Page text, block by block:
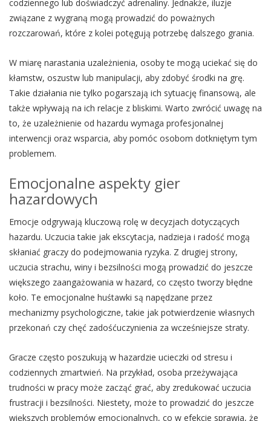
codziennego lub doświadczyć adrenaliny. Jednakże, iluzje
związane z wygraną mogą prowadzić do poważnych
rozczarowań, które z kolei potęgują potrzebę dalszego grania.
W miarę narastania uzależnienia, osoby te mogą uciekać się do
kłamstw, oszustw lub manipulacji, aby zdobyć środki na grę.
Takie działania nie tylko pogarszają ich sytuację finansową, ale
także wpływają na ich relacje z bliskimi. Warto zwrócić uwagę na
to, że uzależnienie od hazardu wymaga profesjonalnej
interwencji oraz wsparcia, aby pomóc osobom dotkniętym tym
problemem.
Emocjonalne aspekty gier
hazardowych
Emocje odgrywają kluczową rolę w decyzjach dotyczących
hazardu. Uczucia takie jak ekscytacja, nadzieja i radość mogą
skłaniać graczy do podejmowania ryzyka. Z drugiej strony,
uczucia strachu, winy i bezsilności mogą prowadzić do jeszcze
większego zaangażowania w hazard, co często tworzy błędne
koło. Te emocjonalne huśtawki są napędzane przez
mechanizmy psychologiczne, takie jak potwierdzenie własnych
przekonań czy chęć zadośćuczynienia za wcześniejsze straty.
Gracze często poszukują w hazardzie ucieczki od stresu i
codziennych zmartwień. Na przykład, osoba przeżywająca
trudności w pracy może zacząć grać, aby zredukować uczucia
frustracji i bezsilności. Niestety, może to prowadzić do jeszcze
większych problemów emocjonalnych, co w efekcie sprawia, że